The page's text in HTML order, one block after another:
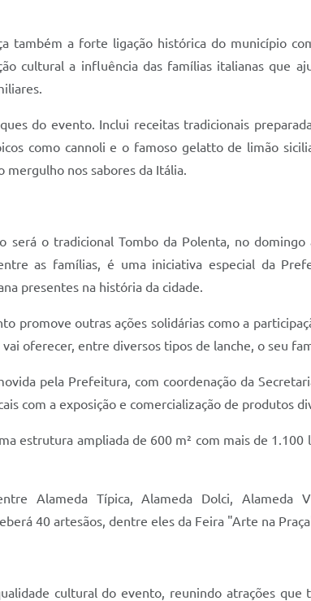
também a forte ligação histórica do município
cultural a influência das famílias italianas que
do evento. Inclui receitas tradicionais
como cannoli e o famoso gelatto de limão
nos sabores da Itália.
será o tradicional Tombo da Polenta, no
as famílias, é uma iniciativa especial da
presentes na história da cidade.
promove outras ações solidárias como a
oferecer, entre diversos tipos de lanche, o seu
pela Prefeitura, com coordenação da
com a exposição e comercialização de produtos
estrutura ampliada de 600 m² com mais de
Alameda Típica, Alameda Dolci,
40 artesãos, dentre eles da Feira "Arte na
cultural do evento, reunindo atrações que